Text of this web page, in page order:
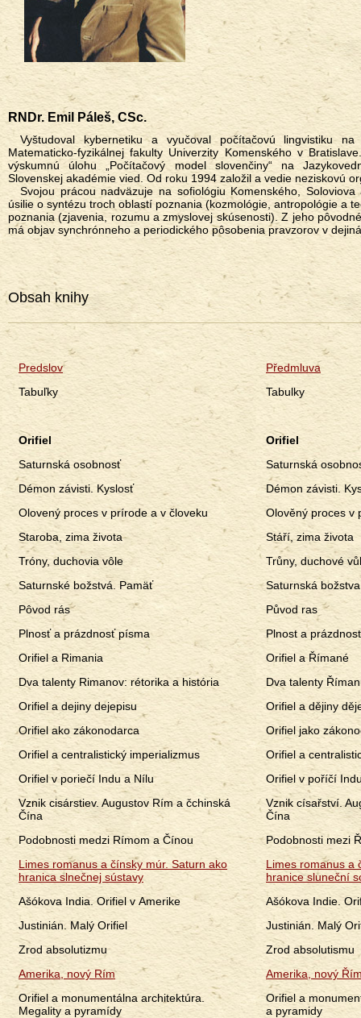
RNDr. Emil Páleš, CSc.
Vyštudoval kybernetiku a vyučoval počítačovú ling­vis­tiku na Katedre umelej inteligencie
Matematicko-fyzikálnej fakulty Univerzity Komenského v
výskumnú úlohu „Počítačový model slovenčiny“ na
Slovenskej akadémie vied. Od roku 1994 založil a vedie neziskovú
Svojou prácou nadväzuje na sofiológiu Komenského, Soloviova a Štúrovcov – sofiológiu ako
úsilie o syntézu troch oblastí poznania (kozmológie, antropológie a
poznania (zjavenia, rozumu a zmyslovej skúsenosti). Z jeho
má objav synchrónneho a periodického pôsobenia pravzorov v
Obsah knihy
Predslov
Tabuľky
Orifiel
Saturnská osobnosť
Démon závisti. Kyslosť
Olovený proces v prírode a v človeku
Staroba, zima života
Tróny, duchovia vôle
Saturnské božstvá. Pamäť
Pôvod rás
Plnosť a prázdnosť písma
Orifiel a Rimania
Dva talenty Rimanov: rétorika a história
Orifiel a dejiny dejepisu
Orifiel ako zákonodarca
Orifiel a centralistický imperializmus
Orifiel v poriečí Indu a Nílu
Vznik cisárstiev. Augustov Rím a čchinská
Čína
Podobnosti medzi Rímom a Čínou
Limes romanus a čínsky múr. Saturn ako
hranica slnečnej sústavy
Ašókova India. Orifiel v Amerike
Justinián. Malý Orifiel
Zrod absolutizmu
Amerika, nový Rím
Orifiel a monumentálna architektúra.
Megality a pyramídy
Předmluva
Tabulky
Orifiel
Saturnská
Démon závisti.
Olověný proces v
Stáří, zima života
Trůny, duchové
Saturnská
Původ ras
Plnost a
Orifiel a Římané
Dva talenty
Orifiel a dějiny
Orifiel jako
Orifiel a
Orifiel v poříčí
Vznik císařství.
Čína
Podobnosti mezi
Limes romanus a
hranice sluneční
Ašókova Indie.
Justinián. Malý
Zrod absolutismu
Amerika, nový
Orifiel a
a pyramidy